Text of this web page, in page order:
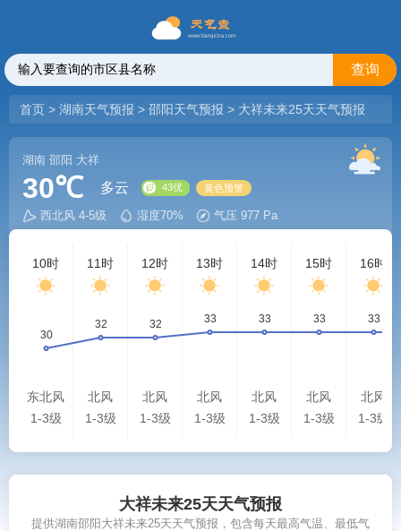
查询
首页 > 湖南天气预报 > 邵阳天气预报 > 大祥未来25天天气预报
湖南 邵阳 大祥
30℃ 多云
西北风 4-5级 湿度70% 气压 977 Pa
10时
东北风
1-3级
11时
北风
1-3级
12时
北风
1-3级
13时
北风
1-3级
14时
北风
1-3级
15时
北风
1-3级
16时
北风
1-3级
大祥未来25天天气预报
提供湖南邵阳大祥未来25天天气预报，包含每天最高气温、最低气